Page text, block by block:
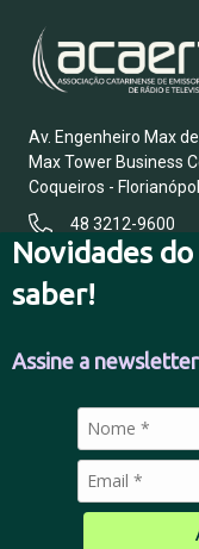
Novidades
saber!
Assine a
Av. Engenheiro Max
Max Tower Business
Coqueiros -
48 3212-9600
FALE CONOSCO
POLÍTICA DE
© 2026